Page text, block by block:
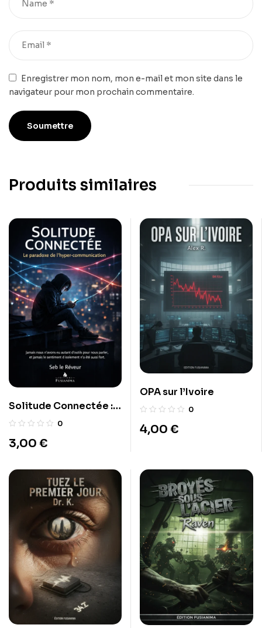
Enregistrer mon nom, mon e-mail et mon site dans le
navigateur pour mon prochain commentaire.
Produits similaires
Solitude Connectée :
Le paradoxe de
communication
0
3,00 €
OPA sur l’Ivoire
0
4,00 €